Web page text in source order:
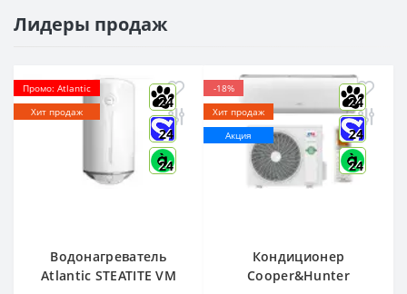
Лидеры продаж
Промо: Atlantic
Хит продаж
24
24
24
Водонагреватель
Atlantic STEATITE VM
-18%
Хит продаж
Акция
24
24
24
Кондиционер
Cooper&Hunter